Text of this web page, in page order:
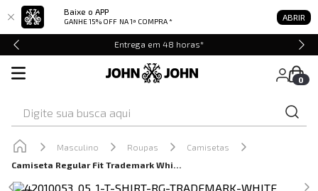
Baixe o APP
GANHE 15% OFF NA 1ª COMPRA * ABRIR
Entrega em 48 horas*
0
Masculino Roupas
Camisetas
Camiseta Regular Fit Trademark White John John Masculina